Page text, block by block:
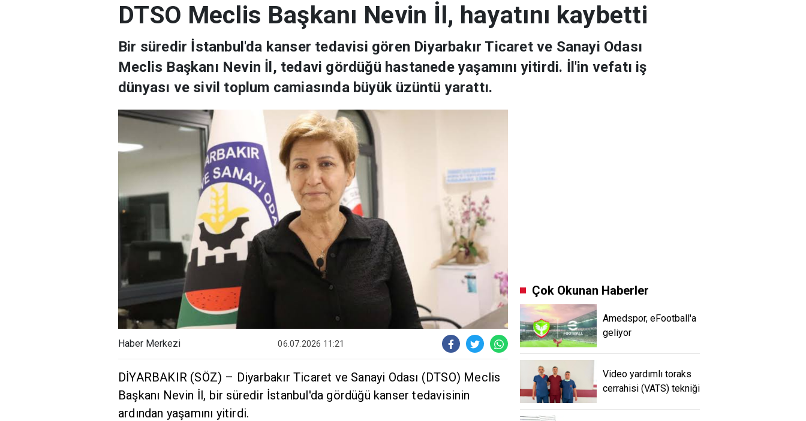
DTSO Meclis Başkanı Nevin İl, hayatını kaybetti
Bir süredir İstanbul'da kanser tedavisi gören Diyarbakır Ticaret ve Sanayi Odası
Meclis Başkanı Nevin İl, tedavi gördüğü hastanede yaşamını yitirdi. İl'in vefatı iş
dünyası ve sivil toplum camiasında büyük üzüntü yarattı.
Haber Merkezi 06.07.2026 11:21
DİYARBAKIR (SÖZ) – Diyarbakır Ticaret ve Sanayi Odası (DTSO) Meclis
Başkanı Nevin İl, bir süredir İstanbul'da gördüğü kanser tedavisinin
ardından yaşamını yitirdi.
Çok Okunan Haberler
Amedspor, eFootball'a
geliyor
Video yardımlı toraks
cerrahisi (VATS) tekniği